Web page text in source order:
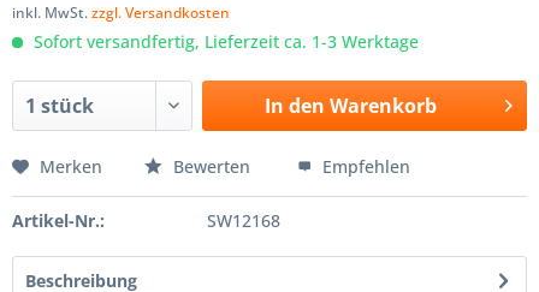
inkl. MwSt.zzgl. Versandkosten
Sofort versandfertig, Lieferzeit ca. 1-3 Werktage
In den Warenkorb
Merken Bewerten Empfehlen
Artikel-Nr.: SW12168
Beschreibung